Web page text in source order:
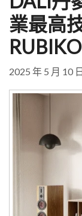
業最高
2025 年 5 月 10 日